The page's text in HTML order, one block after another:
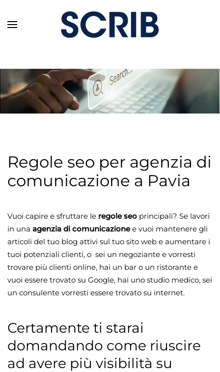
Skip to main content
Regole seo per agenzia di
comunicazione a Pavia
Vuoi capire e sfruttare le regole seo principali? Se lavori
in una agenzia di comunicazionee vuoi mantenere gli
articoli del tuo blog attivi sul tuo sito web e aumentare i
tuoi potenziali clienti, o sei un negoziante e vorresti
trovare più clienti online, hai un bar o un ristorante e
vuoi essere trovato su Google, hai uno studio medico, sei
un consulente vorresti essere trovato su internet.
Certamente ti starai
domandando come riuscire
ad avere più visibilità su